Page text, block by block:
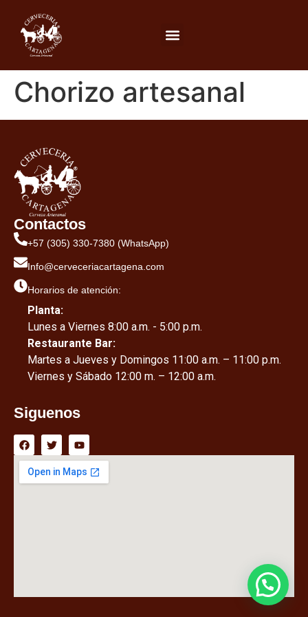
Chorizo artesanal
Contactos
+57 (305) 330-7380 (WhatsApp)
Info@cerveceriacartagena.com
Horarios de atención:
Planta:
Lunes a Viernes 8:00 a.m. - 5:00 p.m.
Restaurante Bar:
Martes a Jueves y Domingos 11:00 a.m. – 11:00 p.m.
Viernes y Sábado 12:00 m. – 12:00 a.m.
Siguenos